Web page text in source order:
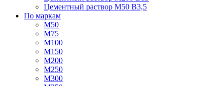
Цементный раствор М50 В3,5
По маркам
М50
М75
М100
М150
М200
М250
М300